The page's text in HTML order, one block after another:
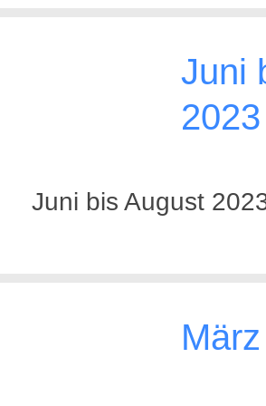
Juni
2023
Juni bis August